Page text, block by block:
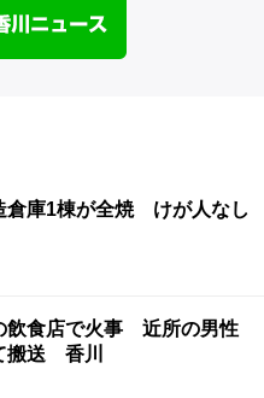
倉庫1棟が全焼 けが人なし
飲食店で火事 近所の男性
搬送 香川